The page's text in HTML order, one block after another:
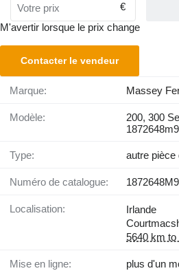
€
M'avertir lorsque le prix change
Contacter le vendeur
Marque: Massey
Modèle:
200, 300
Type: autre pièce
Numéro de catalogue:
Localisation:
Irlande
5640 km
Mise en ligne: plus d'un